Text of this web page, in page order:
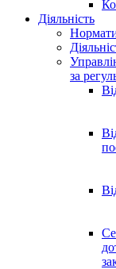
Діяльність
за